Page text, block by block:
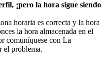
¡pero la hora sigue siendo
horaria es correcta y la hora
la hora almacenada en el
comuníquese con La
el problema.